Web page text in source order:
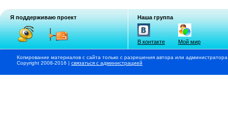
Я поддерживаю проект Наша группа
В контакте Мой мир
Копирование материалов с сайта только с разрешения автора или
Copyright 2008-2016 | связаться с администрацией